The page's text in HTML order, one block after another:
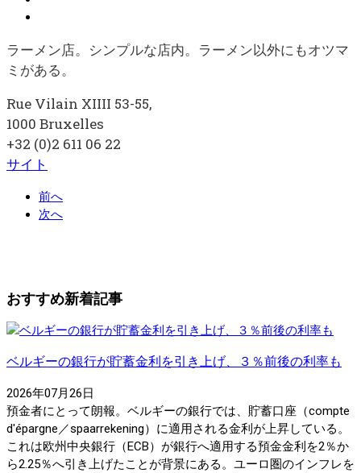
ラーメン店。シンプルな店内。ラーメン以外にもオツマ
ミがある。
Rue Vilain XIIII 53-55,
1000 Bruxelles
+32 (0)2 611 06 22
サイト
前へ
次へ
おすすめ新着記事
ベルギーの銀行が貯蓄金利を引き上げ、３％前後の利率も
2026年07月26日
預金者にとって朗報。ベルギーの銀行では、貯蓄口座（compte
d'épargne／spaarrekening）に適用される金利が上昇している。
これは欧州中央銀行（ECB）が銀行へ適用する預金金利を2％か
ら2.25％へ引き上げたことが背景にある。ユーロ圏のインフレを